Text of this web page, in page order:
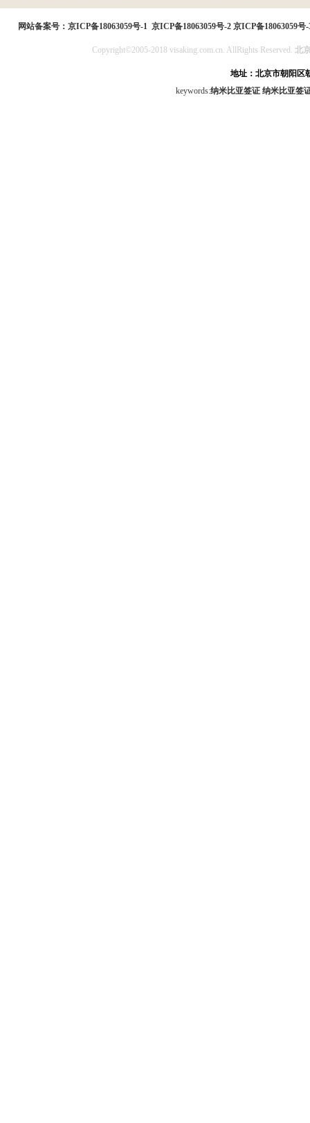
网站备案号： 京ICP备18063059号-1 京ICP备18063059号-2 京ICP备18063059号-
Copyright©2005-2018 visaking.com.cn. AllRights Reserved. 北
地址：北京市朝阳区
keywords:纳米比亚签证 纳米比亚签